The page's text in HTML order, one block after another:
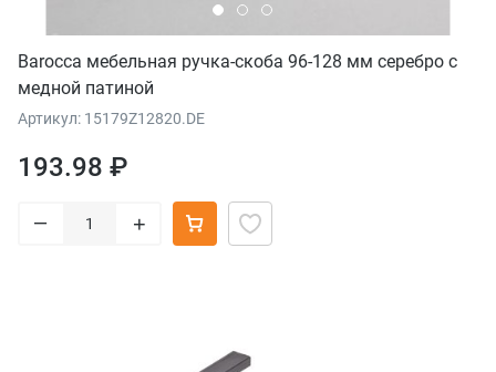
Barocca мебельная ручка-скоба 96-128 мм серебро с
медной патиной
Артикул: 15179Z12820.DE
193.98 ₽
– +